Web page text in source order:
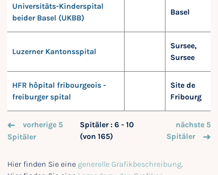
Universitäts-Kinderspital
beider Basel (UKBB)
Basel
Luzerner Kantonsspital
Sursee,
Sursee
HFR hôpital fribourgeois -
freiburger spital
Site de
Fribourg
vorherige 5
Spitäler
Spitäler : 6 - 10
(von 165)
nächste 5
Spitäler
Hier finden Sie eine generelle Grafikbeschreibung.